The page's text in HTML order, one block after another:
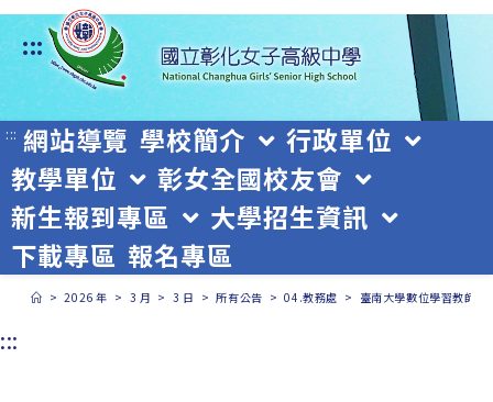
跳
轉
至
主
要
內
容
:::
::: 網站導覽 學校簡介
行政單位
教學單位
彰女全國校友會
新生報到專區
大學招生資訊
下載專區 報名專區
> 2026 年 > 3 月 > 3 日 > 所有公告 > 04.教務處 > 臺南大學數位學習教師
:::